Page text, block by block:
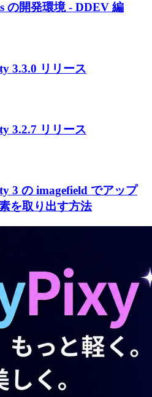
の開発環境 - DDEV 編
3.3.0 リリース
3.2.7 リリース
3 の imagefield でアップ
を取り出す方法